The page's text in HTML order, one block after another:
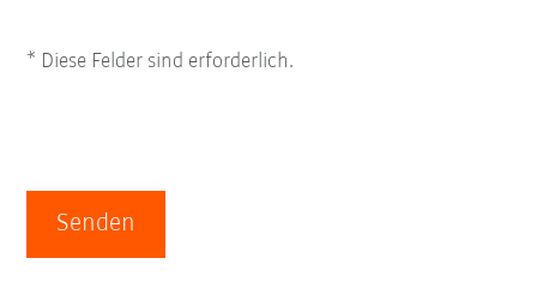
* Diese Felder sind erforderlich.
Senden